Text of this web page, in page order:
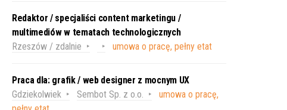
Redaktor / specjaliści content marketingu /
multimediów w tematach technologicznych
Rzeszów / zdalnie
umowa o pracę, pełny etat
Praca dla: grafik / web designer z mocnym UX
Gdziekolwiek
Sembot Sp. z o.o.
umowa o pracę,